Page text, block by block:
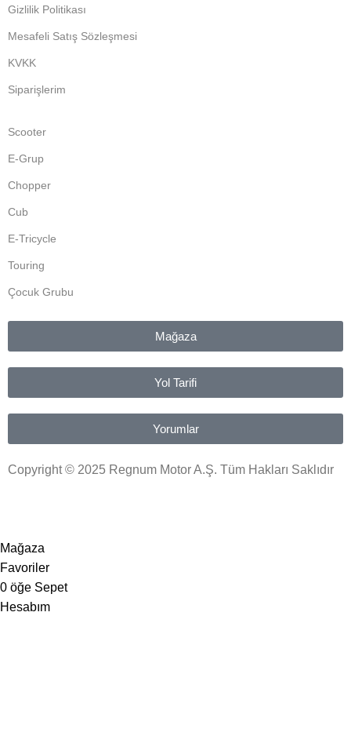
Gizlilik Politikası
Mesafeli Satış Sözleşmesi
KVKK
Siparişlerim
Scooter
E-Grup
Chopper
Cub
E-Tricycle
Touring
Çocuk Grubu
Mağaza
Yol Tarifi
Yorumlar
Copyright © 2025 Regnum Motor A.Ş. Tüm Hakları Saklıdır
Mağaza
Favoriler
0 öğe Sepet
Hesabım